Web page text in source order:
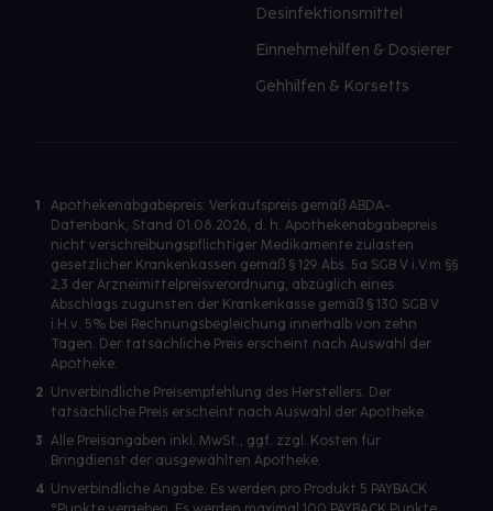
Desinfektionsmittel
Einnehmehilfen & Dosierer
Gehhilfen & Korsetts
1
Apothekenabgabepreis: Verkaufspreis gemäß ABDA-
Datenbank, Stand 01.08.2026, d. h. Apothekenabgabepreis
nicht verschreibungspflichtiger Medikamente zulasten
gesetzlicher Krankenkassen gemäß § 129 Abs. 5a SGB V i.V.m §§
2,3 der Arzneimittelpreisverordnung, abzüglich eines
Abschlags zugunsten der Krankenkasse gemäß § 130 SGB V
i.H.v. 5% bei Rechnungsbegleichung innerhalb von zehn
Tagen. Der tatsächliche Preis erscheint nach Auswahl der
Apotheke.
2 Unverbindliche Preisempfehlung des Herstellers. Der
tatsächliche Preis erscheint nach Auswahl der Apotheke.
3 Alle Preisangaben inkl. MwSt., ggf. zzgl. Kosten für
Bringdienst der ausgewählten Apotheke.
4 Unverbindliche Angabe. Es werden pro Produkt 5 PAYBACK